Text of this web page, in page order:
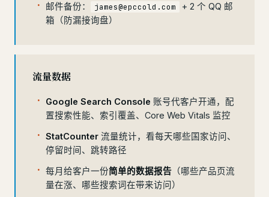
邮件备份： james@epccold.com
+ 2 个 QQ 邮
箱（防漏接询盘）
流量数据
Google Search Console 账号代客户开通，配
置搜索性能、索引覆盖、Core Web Vitals 监控
StatCounter 流量统计，看每天哪些国家访问、
停留时间、跳转路径
每月给客户一份简单的数据报告 （哪些产品页流
量在涨、哪些搜索词在带来访问）